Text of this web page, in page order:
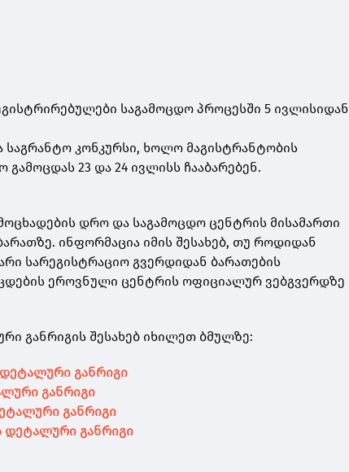
საგამოცდო პროცესში 5 ივლისიდან
საგრანტო კონკურსი, ხოლო მაგისტრანტობის
23 და 24 ივლისს ჩააბარებენ.
დრო და საგამოცდო ცენტრის მისამართი
ინფორმაცია იმის შესახებ, თუ როდიდან
სარეგისტრაციო გვერდიდან ბარათების
ეროვნული ცენტრის ოფიციალურ ვებგვერდზე
განრიგის შესახებ იხილეთ ბმულზე:
განრიგი
განრიგი
განრიგი
დეტალური განრიგი